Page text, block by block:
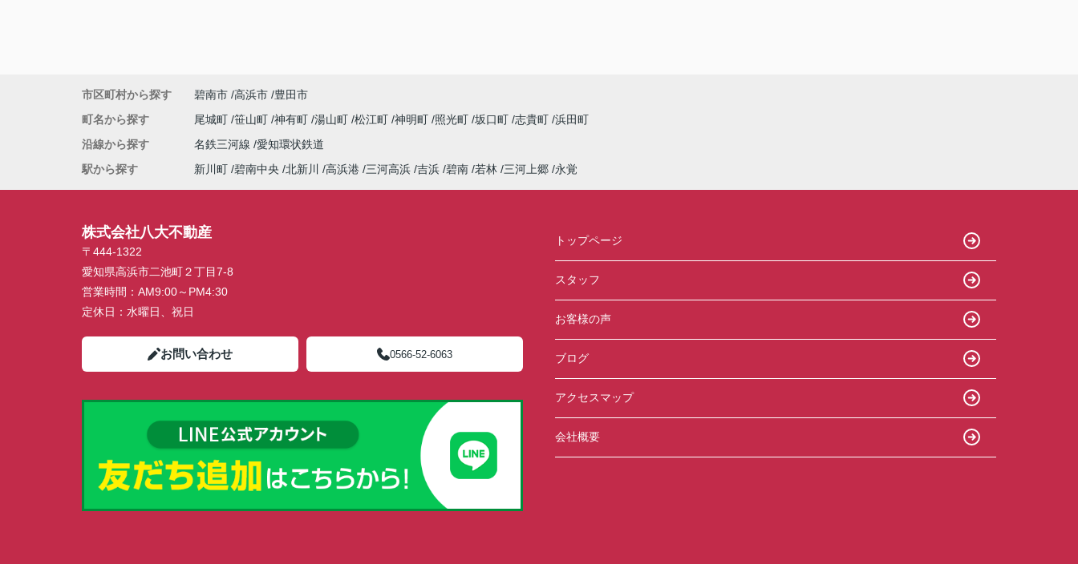
市区町村から探す 碧南市 高浜市 豊田市
町名から探す
尾城町 笹山町 神有町 湯山町 松江町 神明町 照光町 坂口町 志貴町 浜田町
沿線から探す
名鉄三河線 愛知環状鉄道
駅から探す
新川町 碧南中央 北新川 高浜港 三河高浜 吉浜 碧南 若林 三河上郷 永覚
株式会社八大不動産
〒444-1322
愛知県高浜市二池町２丁目7-8
営業時間： AM9:00～PM4:30
定休日： 水曜日、祝日
お問い合わせ 0566-52-6063
トップページ
スタッフ
お客様の声
ブログ
アクセスマップ
会社概要